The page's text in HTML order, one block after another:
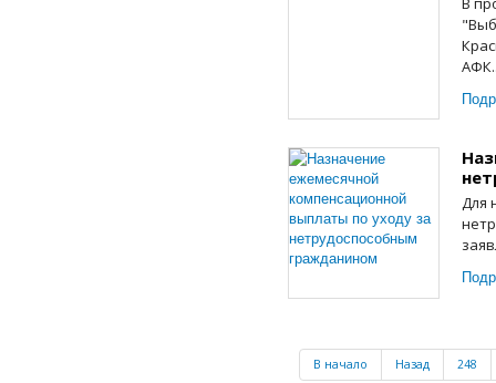
Для
В начало Назад 248